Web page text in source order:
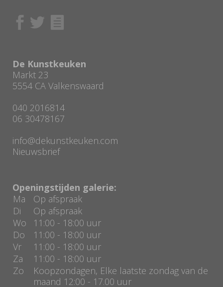
De Kunstkeuken
Markt 23
5554 CA Valkenswaard
040 2016814
06 30478167
info@dekunstkeuken.com
Nieuwsbrief
Openingstijden galerie:
Ma
Op afspraak
Di
Op afspraak
Wo
11:00 - 18:00 uur
Do
11:00 - 18:00 uur
Vr
11:00 - 18:00 uur
Za
11:00 - 18:00 uur
Zo
Koopzondagen, Elke laatste zondag van de
maand 12:00 - 17.00 uur